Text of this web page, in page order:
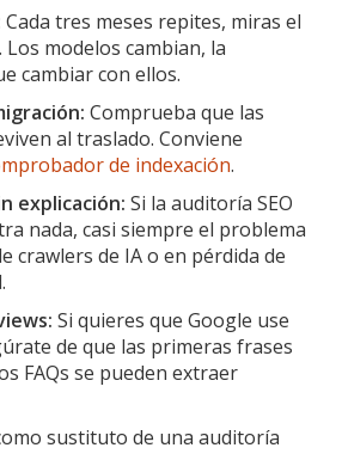
Cada tres meses repites, miras el
modelos cambian, la
cambiar con ellos.
Comprueba que las
al traslado. Conviene
de indexación.
explicación: Si la auditoría SEO
nada, casi siempre el problema
crawlers de IA o en pérdida de
Si quieres que Google use
de que las primeras frases
FAQs se pueden extraer
sustituto de una auditoría